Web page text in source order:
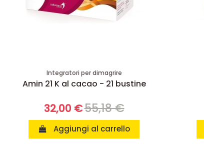
Integratori per dimagrire
Amin 21 K al cacao - 21 bustine
32,00 €55,18 €
Aggiungi al carrello